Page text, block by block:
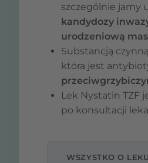
szczególnie jamy
kandydozy
urodzeniową
Substancją
która jest
Lek Nystatin TZF
po konsultacji
WSZYSTKO O